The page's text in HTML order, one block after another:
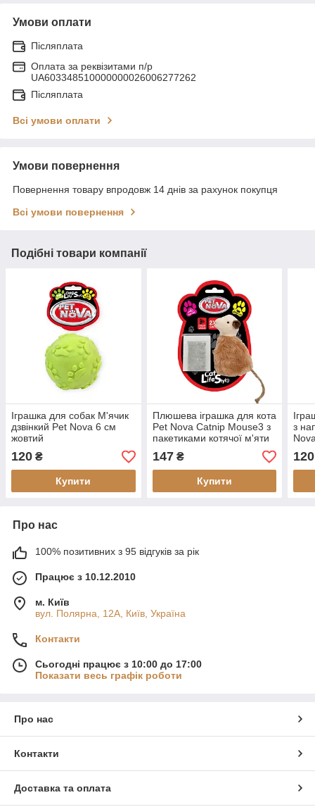
Умови оплати
Післяплата
Оплата за реквізитами п/р
UA603348510000000026006277262
Післяплата
Всі умови оплати
Умови повернення
Повернення товару впродовж 14 днів за рахунок покупця
Всі умови повернення
Подібні товари компанії
Іграшка для собак М'ячик
дзвінкий Pet Nova 6 см
жовтий
120 ₴
Купити
Плюшева іграшка для кота
Pet Nova Catnip Mouse3 з
пакетиками котячої м'яти
147₴
Купити
з
120
Про нас
100% позитивних з 95 відгуків за рік
Працює з 10.12.2010
м. Київ
вул. Полярна, 12А, Київ, Україна
Контакти
Сьогодні працює з 10:00 до 17:00
Показати весь графік роботи
Про нас
Контакти
Доставка та оплата